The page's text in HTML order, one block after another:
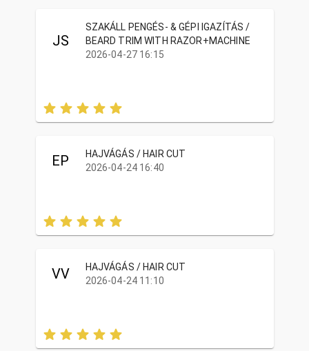
JS
SZAKÁLL PENGÉS- & GÉPI IGAZÍTÁS /
BEARD TRIM WITH RAZOR+MACHINE
2026-04-27 16:15
EP
HAJVÁGÁS / HAIR CUT
2026-04-24 16:40
VV
HAJVÁGÁS / HAIR CUT
2026-04-24 11:10